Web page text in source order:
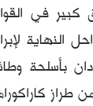
ب
ر
د
في